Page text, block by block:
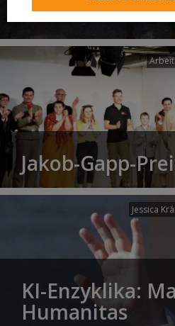
Laudato si’
Jakob-Gapp-
Jessica
KI-Enzyklika:
Humanitas